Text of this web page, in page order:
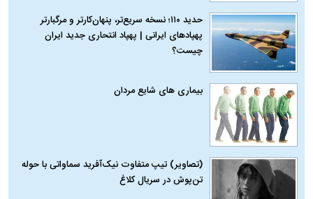
حدید ۱۱۰؛ نسخه سریع‌تر، پنهان‌کارتر و مرگبارتر
پهپادهای ایرانی | پهپاد انتحاری جدید ایران
چیست؟
بیماری‌ های شایع مردان
(تصاویر) تیپ متفاوت نیک‌آفرید سماواتی با حوله
تن‌پوش در سریال کلاغ